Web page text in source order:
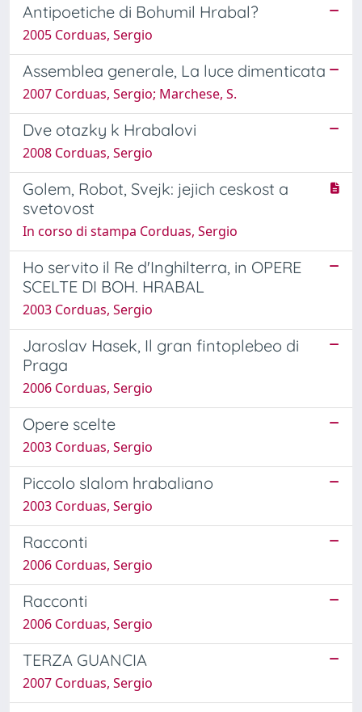
Antipoetiche di Bohumil Hrabal?
2005 Corduas, Sergio
Assemblea generale, La luce dimenticata
2007 Corduas, Sergio; Marchese, S.
Dve otazky k Hrabalovi
2008 Corduas, Sergio
Golem, Robot, Svejk: jejich ceskost a
svetovost
In corso di stampa Corduas, Sergio
Ho servito il Re d'Inghilterra, in OPERE
SCELTE DI BOH. HRABAL
2003 Corduas, Sergio
Jaroslav Hasek, Il gran fintoplebeo di
Praga
2006 Corduas, Sergio
Opere scelte
2003 Corduas, Sergio
Piccolo slalom hrabaliano
2003 Corduas, Sergio
Racconti
2006 Corduas, Sergio
Racconti
2006 Corduas, Sergio
TERZA GUANCIA
2007 Corduas, Sergio